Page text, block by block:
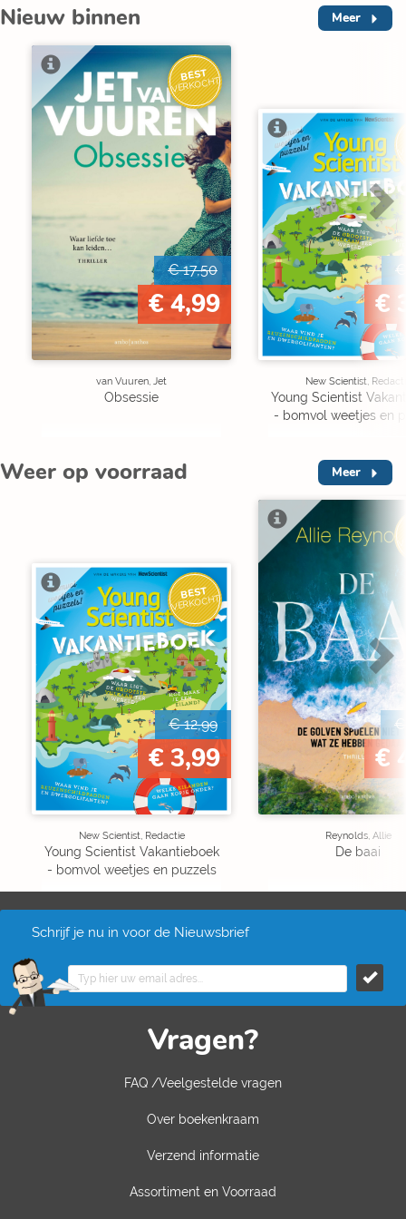
Nieuw binnen Meer
BEST
VERKOCHT
€ 17,50
€ 4,99
van Vuuren, Jet
Obsessie
€
New Scientist,
Young Scientist
- bomvol weetjes en
Weer op voorraad Meer
BEST
VERKOCHT
€ 12,99
€ 3,99
New Scientist, Redactie
Young Scientist Vakantieboek
- bomvol weetjes en puzzels
€
€
Reynolds, Allie
De baai
Schrijf je nu in voor de Nieuwsbrief
Vragen?
FAQ /Veelgestelde vragen
Over boekenkraam
Verzend informatie
Assortiment en Voorraad